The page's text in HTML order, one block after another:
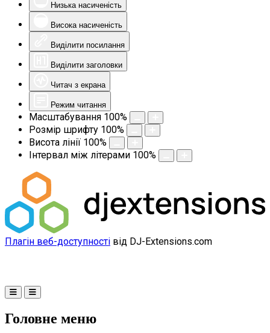
Низька насиченість
Висока насиченість
Виділити посилання
Виділити заголовки
Читач з екрана
Режим читання
Масштабування 100%
Розмір шрифту 100%
Висота лінії 100%
Інтервал між літерами 100%
Плагін веб-доступності від DJ-Extensions.com
Головне меню